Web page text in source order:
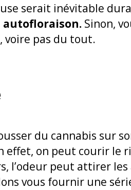
serait inévitable
autofloraison. Sinon,
voire pas du tout.
du cannabis sur
effet, on peut courir le
l’odeur peut attirer
vous fournir une